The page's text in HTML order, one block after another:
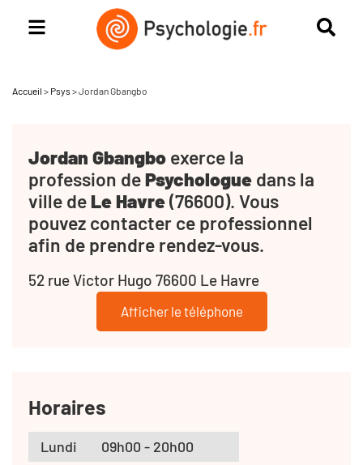
Accueil > Psys >Jordan Gbangbo
Jordan Gbangbo exerce la
profession dePsychologue dans la
ville de Le Havre(76600). Vous
pouvez contacter ce professionnel
afin de prendre rendez-vous.
52 rue Victor Hugo 76600 Le Havre
Afficher le téléphone
Horaires
Lundi
09h00 - 20h00